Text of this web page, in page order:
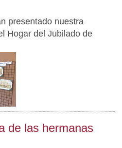
presentado nuestra
Hogar del Jubilado de
de las hermanas